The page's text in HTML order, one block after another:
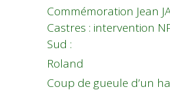
Commémoration Jean
Castres : intervention
Sud :
Roland
Coup de gueule d’un